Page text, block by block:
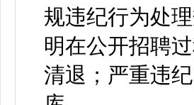
规违纪行为处
明在公开招聘
清退；严重违